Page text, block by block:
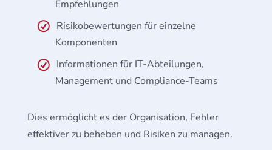
Empfehlungen
Risikobewertungen für einzelne
Komponenten
Informationen für IT-Abteilungen,
Management und Compliance-Teams
Dies ermöglicht es der Organisation, Fehler
effektiver zu beheben und Risiken zu managen.